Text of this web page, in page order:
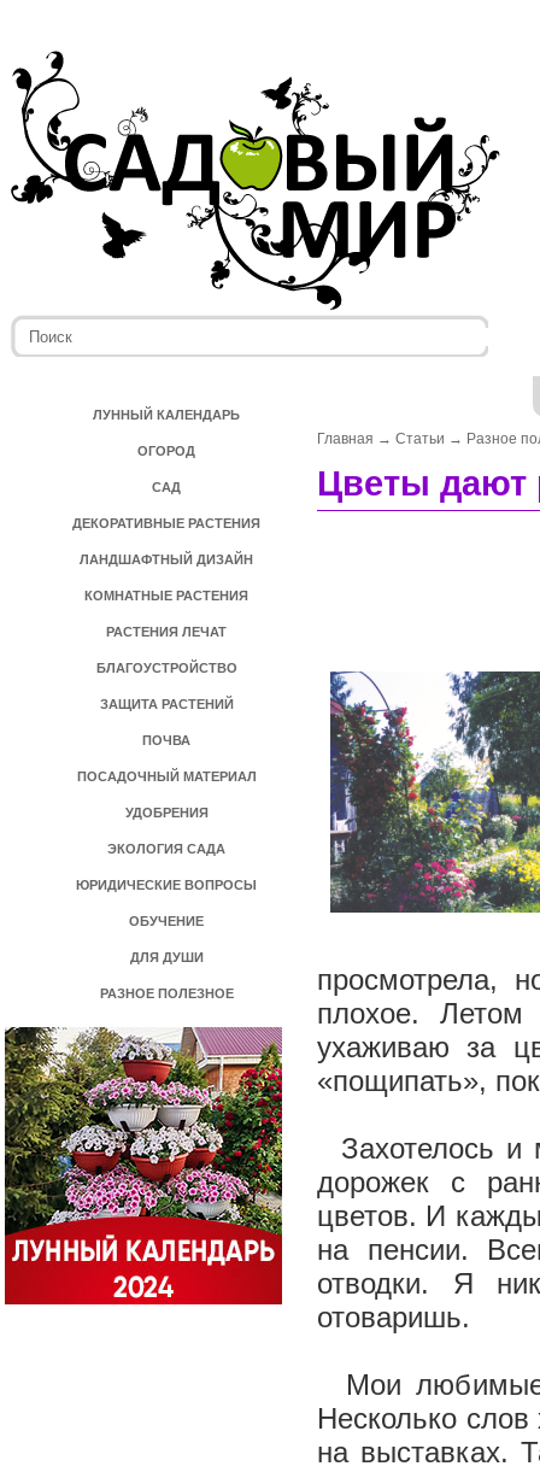
ЛУННЫЙ КАЛЕНДАРЬ
ОГОРОД
САД
ДЕКОРАТИВНЫЕ РАСТЕНИЯ
ЛАНДШАФТНЫЙ ДИЗАЙН
КОМНАТНЫЕ РАСТЕНИЯ
РАСТЕНИЯ ЛЕЧАТ
БЛАГОУСТРОЙСТВО
ЗАЩИТА РАСТЕНИЙ
ПОЧВА
ПОСАДОЧНЫЙ МАТЕРИАЛ
УДОБРЕНИЯ
ЭКОЛОГИЯ САДА
ЮРИДИЧЕСКИЕ ВОПРОСЫ
ОБУЧЕНИЕ
ДЛЯ ДУШИ
РАЗНОЕ ПОЛЕЗНОЕ
Главная → Статьи → Разное
Цветы дают
просмотрела,
плохое.
ухаживаю за
«пощипать»,
Захотелось и
дорожек с
цветов. И
на пенсии.
отводки. Я
отоваришь.
Мои любимые
Несколько
на выставках.